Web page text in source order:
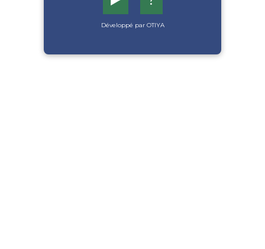
Développé par OTIYA